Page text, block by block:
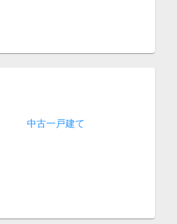
中古一戸建て